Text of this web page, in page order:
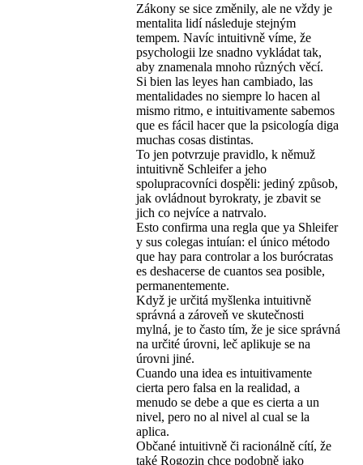
Zákony se sice změnily, ale ne vždy je
mentalita lidí následuje stejným
tempem. Navíc intuitivně víme, že
psychologii lze snadno vykládat tak,
aby znamenala mnoho různých věcí.
Si bien las leyes han cambiado, las
mentalidades no siempre lo hacen al
mismo ritmo, e intuitivamente sabemos
que es fácil hacer que la psicología diga
muchas cosas distintas.
To jen potvrzuje pravidlo, k němuž
intuitivně Schleifer a jeho
spolupracovníci dospěli: jediný způsob,
jak ovládnout byrokraty, je zbavit se
jich co nejvíce a natrvalo.
Esto confirma una regla que ya Shleifer
y sus colegas intuían: el único método
que hay para controlar a los burócratas
es deshacerse de cuantos sea posible,
permanentemente.
Když je určitá myšlenka intuitivně
správná a zároveň ve skutečnosti
mylná, je to často tím, že je sice správná
na určité úrovni, leč aplikuje se na
úrovni jiné.
Cuando una idea es intuitivamente
cierta pero falsa en la realidad, a
menudo se debe a que es cierta a un
nivel, pero no al nivel al cual se la
aplica.
Občané intuitivně či racionálně cítí, že
také Rogozin chce podobně jako